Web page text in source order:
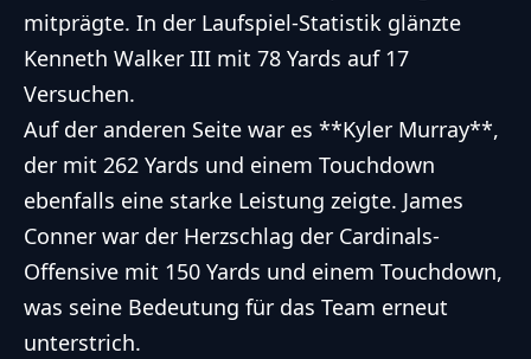
mitprägte. In der Laufspiel-Statistik glänzte
Kenneth Walker III mit 78 Yards auf 17
Versuchen.
Auf der anderen Seite war es **Kyler Murray**,
der mit 262 Yards und einem Touchdown
ebenfalls eine starke Leistung zeigte. James
Conner war der Herzschlag der Cardinals-
Offensive mit 150 Yards und einem Touchdown,
was seine Bedeutung für das Team erneut
unterstrich.